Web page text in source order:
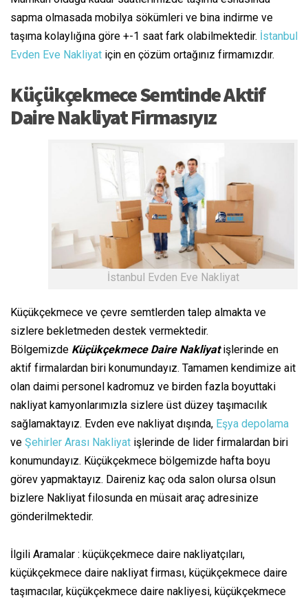
sapma olmasada mobilya sökümleri ve bina indirme ve
taşıma kolaylığına göre +-1 saat fark olabilmektedir. İstanbul
Evden Eve Nakliyat için en çözüm ortağınız firmamızdır.
Küçükçekmece Semtinde Aktif
Daire Nakliyat Firmasıyız
İstanbul Evden Eve Nakliyat
Küçükçekmece ve çevre semtlerden talep almakta ve
sizlere bekletmeden destek vermektedir.
Bölgemizde Küçükçekmece Daire Nakliyatişlerinde en
aktif firmalardan biri konumundayız. Tamamen kendimize ait
olan daimi personel kadromuz ve birden fazla boyuttaki
nakliyat kamyonlarımızla sizlere üst düzey taşımacılık
sağlamaktayız. Evden eve nakliyat dışında, Eşya depolama
ve Şehirler Arası Nakliyat işlerinde de lider firmalardan biri
konumundayız. Küçükçekmece bölgemizde hafta boyu
görev yapmaktayız. Daireniz kaç oda salon olursa olsun
bizlere Nakliyat filosunda en müsait araç adresinize
gönderilmektedir.
İlgili Aramalar : küçükçekmece daire nakliyatçıları,
küçükçekmece daire nakliyat firması, küçükçekmece daire
taşımacılar, küçükçekmece daire nakliyesi, küçükçekmece